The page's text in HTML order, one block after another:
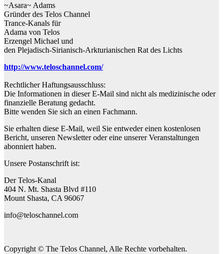
~Asara~ Adams
Gründer des Telos Channel
Trance-Kanals für
Adama von Telos
Erzengel Michael und
den Plejadisch-Sirianisch-Arkturianischen Rat des Lichts
http://www.teloschannel.com/
Rechtlicher Haftungsausschluss:
Die Informationen in dieser E-Mail sind nicht als medizinische oder
finanzielle Beratung gedacht.
Bitte wenden Sie sich an einen Fachmann.
Sie erhalten diese E-Mail, weil Sie entweder einen kostenlosen
Bericht, unseren Newsletter oder eine unserer Veranstaltungen
abonniert haben.
Unsere Postanschrift ist:
Der Telos-Kanal
404 N. Mt. Shasta Blvd #110
Mount Shasta, CA 96067
info@teloschannel.com
Copyright © The Telos Channel, Alle Rechte vorbehalten.